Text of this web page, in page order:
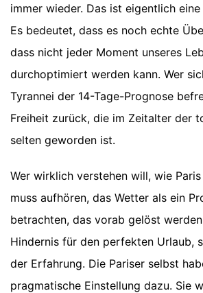
immer wieder. Das ist eigentlich
Es bedeutet, dass es noch echte
dass nicht jeder Moment unseres
durchoptimiert werden kann. Wer
Tyrannei der 14-Tage-Prognose
Freiheit zurück, die im Zeitalter der
selten geworden ist.
Wer wirklich verstehen will, wie
muss aufhören, das Wetter als ein
betrachten, das vorab gelöst
Hindernis für den perfekten Urlaub,
der Erfahrung. Die Pariser selbst
pragmatische Einstellung dazu. Sie